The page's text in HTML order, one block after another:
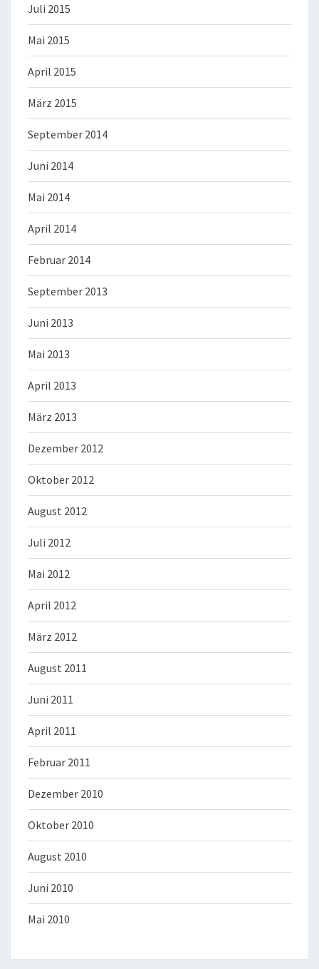
Juli 2015
Mai 2015
April 2015
März 2015
September 2014
Juni 2014
Mai 2014
April 2014
Februar 2014
September 2013
Juni 2013
Mai 2013
April 2013
März 2013
Dezember 2012
Oktober 2012
August 2012
Juli 2012
Mai 2012
April 2012
März 2012
August 2011
Juni 2011
April 2011
Februar 2011
Dezember 2010
Oktober 2010
August 2010
Juni 2010
Mai 2010